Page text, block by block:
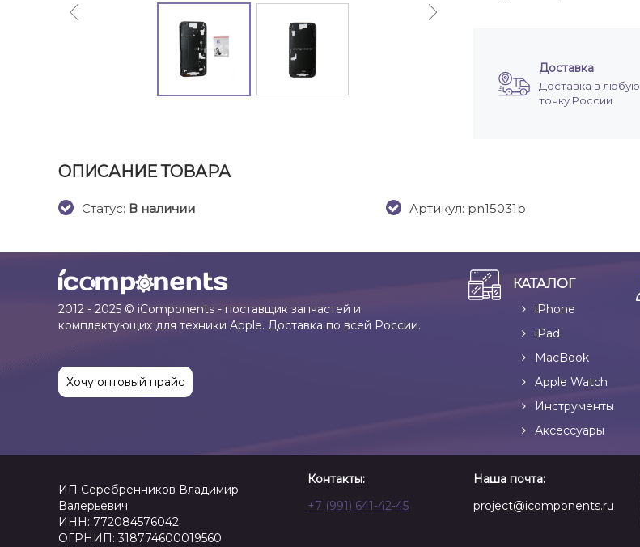
Доставка
Доставка в любую
точку России
ОПИСАНИЕ ТОВАРА
Cтатус: В наличии Артикул: pn15031b
2012 - 2025 © iComponents - поставщик запчастей и
комплектующих для техники Apple. Доставка по всей России.
Хочу оптовый прайс
КАТАЛОГ
iPhone
iPad
MacBook
Apple Watch
Инструменты
Аксессуары
ИП Серебренников Владимир
Валерьевич
ИНН: 772084576042
ОГРНИП: 318774600019560
Контакты:
+7 (991) 641-42-45
Наша почта:
project@icomponents.ru